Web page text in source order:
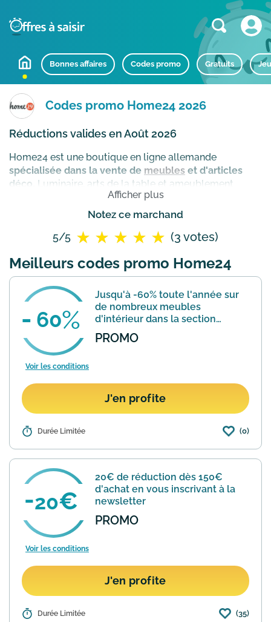
Bonnes affaires Codes promo Gratuits
Codes promo Home24 2026
Réductions valides en Août 2026
Home24 est une boutique en ligne allemande
spécialisée dans la vente de meubles et d'articles
déco. Luminaire, arts de la table et ameublement
d'intérieur ou mobilier de jardin, aménagez avec style
et à votre goût votre intérieur grâce à un catalogue de
Laissez-vous inspirer par les nombreux univers
vintage, minimaliste, industriel...) et profitez en bonus
de la livraison à domicile et des retours gratuits !
Comment utiliser un code promotionnel Home24 ?
Afficher plus
Notez ce marchand
5/5 (3 votes)
Meilleurs codes promo Home24
60
Jusqu'à -60% toute l'année sur
de nombreux meubles
d'intérieur dans la section
promos
PROMO
Voir les conditions
J'en profite
Détails : Dans sa section "Promos" accessible ici
: https://www.home24.fr/categorie/
reduced=reduced&hidecms=true, Home24
propose toute l'année toutes sortes de
meubles d'i...En savoir plus
Durée Limitée (0)
20
20€ de réduction dès 150€
d'achat en vous inscrivant à la
newsletter
PROMO
Voir les conditions
J'en profite
Détails : Astuce pour payer un peu moins cher
Durée Limitée (35)